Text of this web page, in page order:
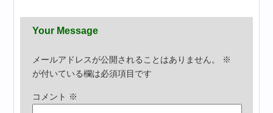
Your Message
メールアドレスが公開されることはありません。
※
が付いている欄は必須項目です
コメント ※